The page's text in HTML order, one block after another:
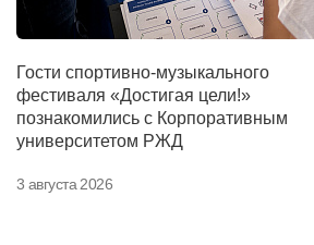
Гости спортивно-музыкального
фестиваля «Достигая цели!»
познакомились с Корпоративным
университетом РЖД
3 августа 2026